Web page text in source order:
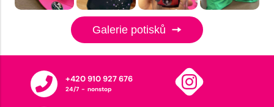
Galerie potisků
+420 910 927 676
24/7 - nonstop